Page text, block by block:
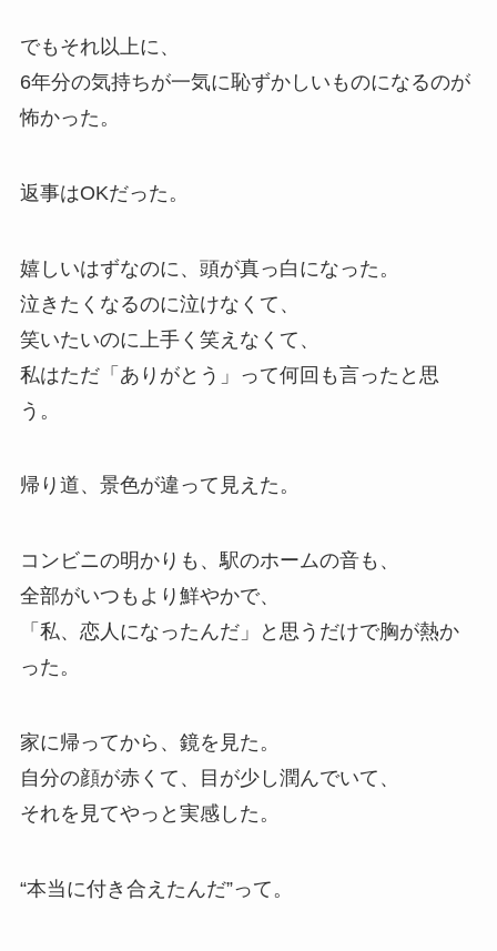
でもそれ以上に、
6年分の気持ちが一気に恥ずかしいものになるのが
怖かった。
返事はOKだった。
嬉しいはずなのに、頭が真っ白になった。
泣きたくなるのに泣けなくて、
笑いたいのに上手く笑えなくて、
私はただ「ありがとう」って何回も言ったと思
う。
帰り道、景色が違って見えた。
コンビニの明かりも、駅のホームの音も、
全部がいつもより鮮やかで、
「私、恋人になったんだ」と思うだけで胸が熱か
った。
家に帰ってから、鏡を見た。
自分の顔が赤くて、目が少し潤んでいて、
それを見てやっと実感した。
“本当に付き合えたんだ”って。